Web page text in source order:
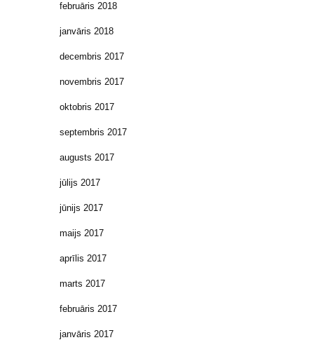
februāris 2018
janvāris 2018
decembris 2017
novembris 2017
oktobris 2017
septembris 2017
augusts 2017
jūlijs 2017
jūnijs 2017
maijs 2017
aprīlis 2017
marts 2017
februāris 2017
janvāris 2017